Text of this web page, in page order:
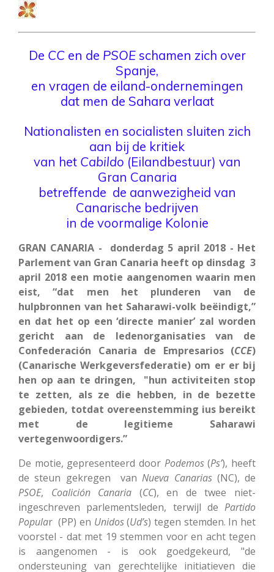
De CCen de PSOEschamen zich over
Spanje,
en vragen de eiland-ondernemingen
dat men de Sahara verlaat
Nationalisten en socialisten sluiten zich
aan bij de kritiek
van het Cabildo (Eilandbestuur) van
Gran Canaria
betreffende de aanwezigheid van
Canarische bedrijven
in de voormalige Kolonie
GRAN CANARIA - donderdag 5 april 2018 - Het
Parlement van Gran Canaria heeft op dinsdag 3
april 2018 een motie aangenomen waarin men
eist, “dat men het plunderen van de
hulpbronnen van het Saharawi-volk beëindigt,”
en dat het op een ‘directe manier’ zal worden
gericht aan de ledenorganisaties van de
Confederación Canaria de Empresarios (CCE)
(Canarische Werkgeversfederatie) om er er bij
hen op aan te dringen, "hun activiteiten stop
te zetten, als ze die hebben, in de bezette
gebieden, totdat overeenstemming ius bereikt
met de legitieme Saharawi
vertegenwoordigers.”
De motie, gepresenteerd door Podemos(Ps’), heeft
de steun gekregen vanNueva Canarias(NC), de
PSOE, Coalición Canaria (CC), en de twee niet-
ingeschreven parlementsleden, terwijl de Partido
Popular (PP) en Unidos(Ud’s) tegen stemden. In het
voorstel - dat met 19 stemmen voor en acht tegen
is aangenomen - is ook goedgekeurd, "de
ondersteuning van gerechtelijke initiatieven die